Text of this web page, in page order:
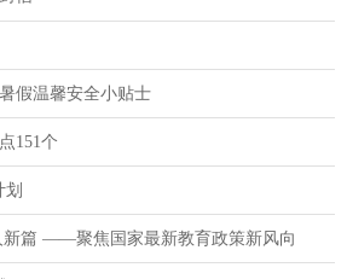
假温馨安全小贴士
151个
划
新篇 ——聚焦国家最新教育政策新风向